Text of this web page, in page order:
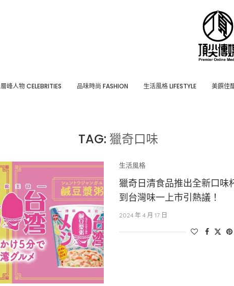
層峰⼈物 CELEBRITIES 品味時尚 FASHION ⽣活風格 LIFESTYLE 美饌佳
TAG: 獵奇口味
生活風格
獵奇日清食品推出全新口味
到台灣味一上市引熱議！
2024 年 4 月 17 日